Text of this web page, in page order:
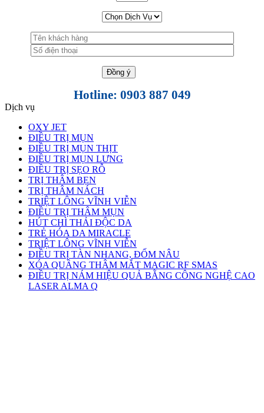
Hotline: 0903 887 049
Dịch vụ
OXY JET
ĐIỀU TRỊ MỤN
ĐIỀU TRỊ MỤN THỊT
ĐIỀU TRỊ MỤN LƯNG
ĐIỀU TRỊ SẸO RỖ
TRỊ THÂM BẸN
TRỊ THÂM NÁCH
TRIỆT LÔNG VĨNH VIỄN
ĐIỀU TRỊ THÂM MỤN
HÚT CHÌ THẢI ĐỘC DA
TRẺ HÓA DA MIRACLE
TRIỆT LÔNG VĨNH VIỄN
ĐIỀU TRỊ TÀN NHANG, ĐỐM NÂU
XÓA QUẦNG THÂM MẮT MAGIC RF SMAS
ĐIỀU TRỊ NÁM HIỆU QUẢ BẰNG CÔNG NGHỆ CAO
LASER ALMA Q